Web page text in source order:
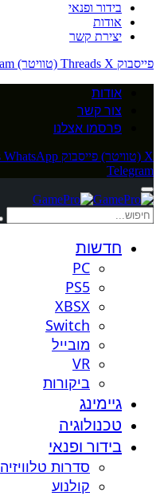
בידור ופנאי
אודות
יצירת קשר
פייסבוק
Threads X (טוויטר)
אודות
צור קשר
פרסמו אצלנו
X (טוויטר) פייסבוק WhatsApp
Telegram
חדשות
PC
PS5
XBSX
Switch
מובייל
VR
ביקורות
גיימינג
טכנולוגיה
בידור ופנאי
סדרות טלוויזיה
קולנוע